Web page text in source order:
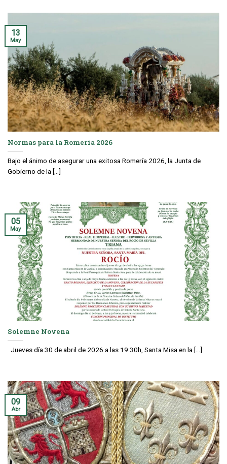
Normas para la Romeria 2026
Bajo el ánimo de asegurar una exitosa Romería 2026, la Junta de
Gobierno de la [...]
13
May
Solemne Novena
Jueves día 30 de abril de 2026 a las 19:30h, Santa Misa en la [...]
05
May
09
Abr